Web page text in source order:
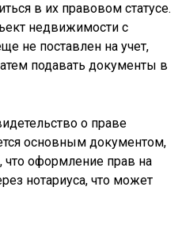
в их правовом статусе.
недвижимости с
не поставлен на учет,
подавать документы в
о праве
основным документом,
оформление прав на
нотариуса, что может